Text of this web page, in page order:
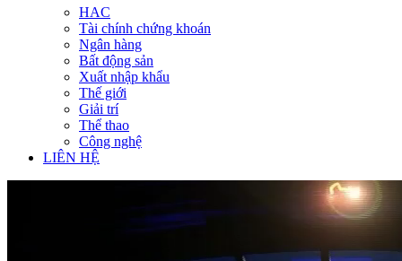
HAC
Tài chính chứng khoán
Ngân hàng
Bất động sản
Xuất nhập khẩu
Thế giới
Giải trí
Thể thao
Công nghệ
LIÊN HỆ